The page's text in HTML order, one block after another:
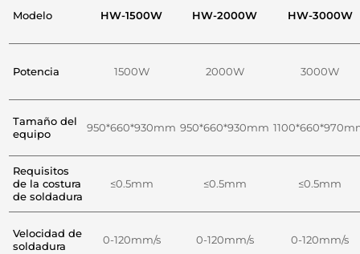
Modelo HW-1500W HW-2000W HW-3000W
Potencia 1500W 2000W 3000W
Tamaño del
equipo
950*660*930mm 950*660*930mm
Requisitos
de la costura
de soldadura
≤0.5mm ≤0.5mm ≤0.5mm
Velocidad de
soldadura
0-120mm/s 0-120mm/s 0-120mm/s